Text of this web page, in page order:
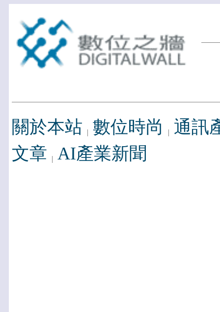
關於本站 數位時尚
通訊
文章 AI產業新聞